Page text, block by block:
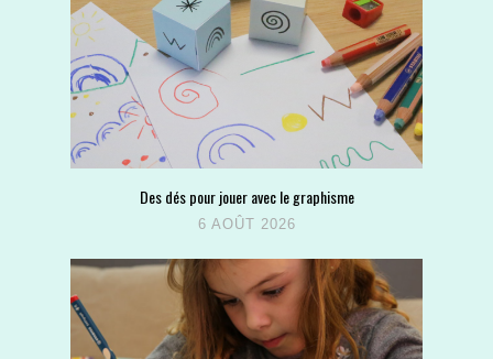
Des dés pour jouer avec le graphisme
6 AOÛT 2026